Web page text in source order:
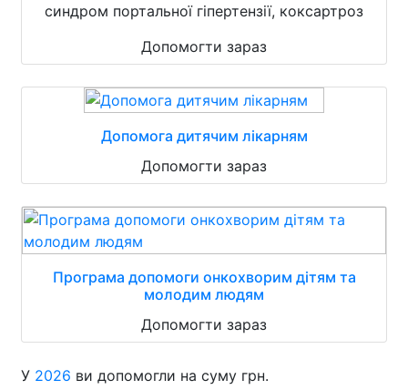
синдром портальної гіпертензії, коксартроз
Допомогти зараз
Допомога дитячим лікарням
Допомогти зараз
Програма допомоги онкохворим дітям та
молодим людям
Допомогти зараз
У 2026 ви допомогли на суму грн.